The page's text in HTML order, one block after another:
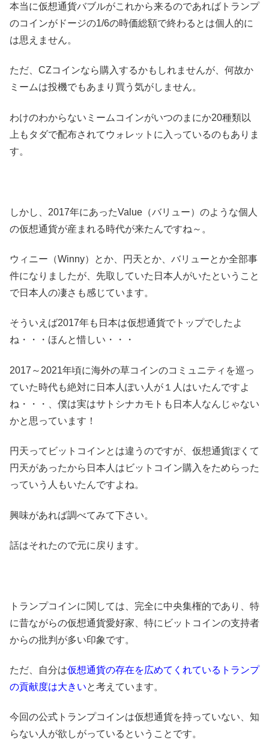
本当に仮想通貨バブルがこれから来るのであればトランプ
のコインがドージの1/6の時価総額で終わるとは個人的に
は思えません。
ただ、CZコインなら購入するかもしれませんが、何故か
ミームは投機でもあまり買う気がしません。
わけのわからないミームコインがいつのまにか20種類以
上もタダで配布されてウォレットに入っているのもありま
す。
しかし、2017年にあったValue（バリュー）のような個人
の仮想通貨が産まれる時代が来たんですね～。
ウィニー（Winny）とか、円天とか、バリューとか全部事
件になりましたが、先取していた日本人がいたということ
で日本人の凄さも感じています。
そういえば2017年も日本は仮想通貨でトップでしたよ
ね・・・ほんと惜しい・・・
2017～2021年頃に海外の草コインのコミュニティを巡っ
ていた時代も絶対に日本人ぽい人が１人はいたんですよ
ね・・・、僕は実はサトシナカモトも日本人なんじゃない
かと思っています！
円天ってビットコインとは違うのですが、仮想通貨ぽくて
円天があったから日本人はビットコイン購入をためらった
っていう人もいたんですよね。
興味があれば調べてみて下さい。
話はそれたので元に戻ります。
トランプコインに関しては、完全に中央集権的であり、特
に昔ながらの仮想通貨愛好家、特にビットコインの支持者
からの批判が多い印象です。
ただ、自分は仮想通貨の存在を広めてくれているトランプ
の貢献度は大きいと考えています。
今回の公式トランプコインは仮想通貨を持っていない、知
らない人が欲しがっているということです。